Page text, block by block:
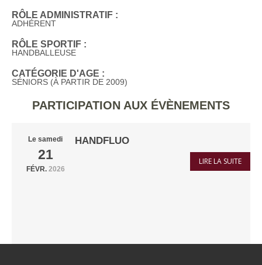
RÔLE ADMINISTRATIF :
ADHÉRENT
RÔLE SPORTIF :
HANDBALLEUSE
CATÉGORIE D'AGE :
SÉNIORS (À PARTIR DE 2009)
PARTICIPATION AUX ÉVÈNEMENTS
Le samedi
21
FÉVR. 2026
HANDFLUO
LIRE LA SUITE